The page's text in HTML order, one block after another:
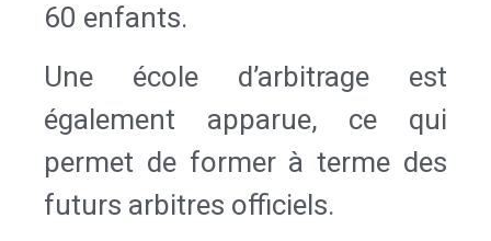
60 enfants.
Une école d’arbitrage est
également apparue, ce qui
permet de former à terme des
futurs arbitres officiels.